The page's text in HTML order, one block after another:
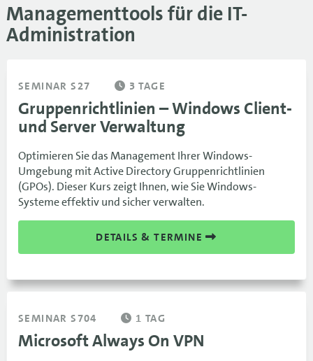
Managementtools für die IT-
Administration
SEMINAR S27 3 TAGE
Gruppenrichtlinien – Windows Client-
und Server Verwaltung
Optimieren Sie das Management Ihrer Windows-
Umgebung mit Active Directory Gruppenrichtlinien
(GPOs). Dieser Kurs zeigt Ihnen, wie Sie Windows-
Systeme effektiv und sicher verwalten.
DETAILS & TERMINE
SEMINAR S704 1 TAG
Microsoft Always On VPN